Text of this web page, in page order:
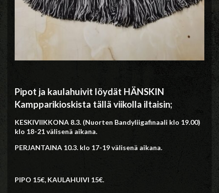
Pipot ja kaulahuivit löydät HÄNSKIN
Kampparikioskista tällä viikolla iltaisin;
KESKIVIIKKONA 8.3. (Nuorten Bandyliigafinaali klo 19.00)
klo 18-21 välisenä aikana.
PERJANTAINA 10.3. klo 17-19 välisenä aikana.
PIPO 15€, KAULAHUIVI 15€.